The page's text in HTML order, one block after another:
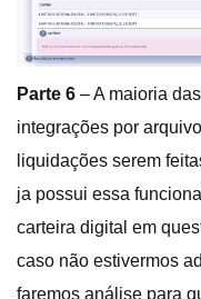
Parte 6 – A maioria
integrações por
liquidações serem
ja possui essa
carteira digital em
caso não estivermos
faremos análise para